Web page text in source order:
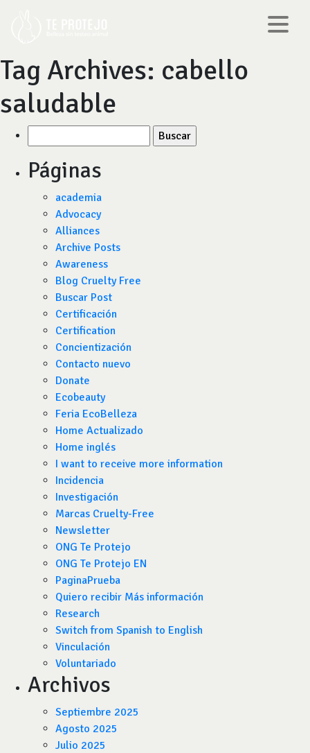
Tag Archives: cabello
saludable
por:
Páginas
academia
Advocacy
Alliances
Archive Posts
Awareness
Blog Cruelty Free
Buscar Post
Certificación
Certification
Concientización
Contacto nuevo
Donate
Ecobeauty
Feria EcoBelleza
Home Actualizado
Home inglés
I want to receive more information
Incidencia
Investigación
Marcas Cruelty-Free
Newsletter
ONG Te Protejo
ONG Te Protejo EN
PaginaPrueba
Quiero recibir Más información
Research
Switch from Spanish to English
Vinculación
Voluntariado
Archivos
Septiembre 2025
Agosto 2025
Julio 2025